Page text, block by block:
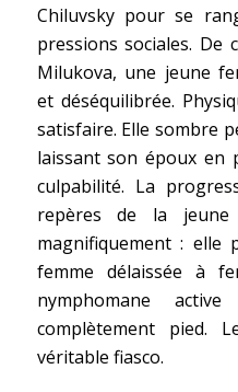
Chiluvsky pour se
pressions sociales. De
Milukova, une jeune
et déséquilibrée.
satisfaire. Elle sombre
laissant son époux en
culpabilité. La
repères de la
magnifiquement :
femme délaissée à
nymphomane
complètement pied.
véritable fiasco.